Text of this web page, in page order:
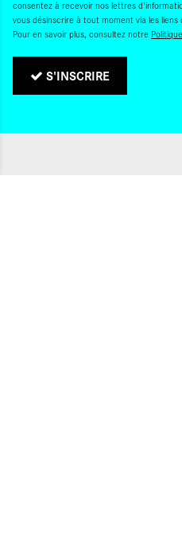
consentez à recevoir nos lettres
vous désinscrire à tout moment via les
Pour en savoir plus, consultez notre
S'INSCRIRE